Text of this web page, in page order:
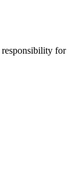
responsibility for